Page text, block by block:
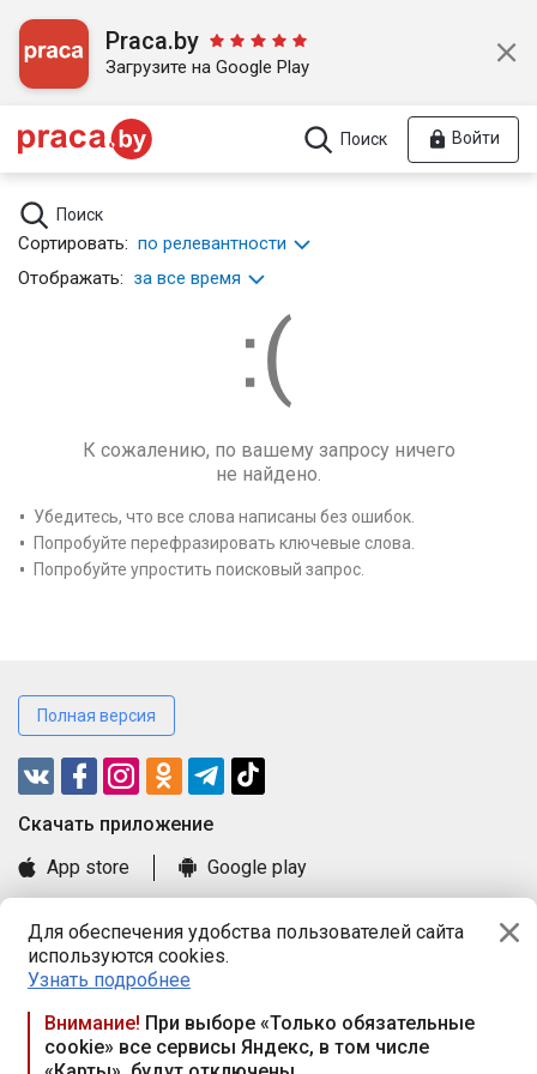
Для обеспечения удобства пользователей сайта
используются cookies.
Узнать подробнее
Внимание! При выборе «Только обязательные
cookie» все сервисы Яндекс, в том числе
Praca.by
Загрузите на Google Play
Поиск Войти
Поиск
Сортировать: по релевантности
Отображать: за все время
К сожалению, по вашему запросу ничего
не найдено.
Убедитесь, что все слова написаны без ошибок.
Попробуйте перефразировать ключевые слова.
Попробуйте упростить поисковый запрос.
Полная версия
Cкачать приложение
App store
Google play
Книга замечаний и предложений
Правила и документы
Praca.by © 2000—2026, ООО «ПРАЦА БАЙ»
Республика Беларусь, 220114, г. Минск, пр-т Независимости
117а, пом. № 9.